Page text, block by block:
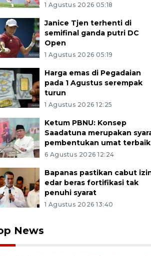
1 Agustus 2026 05:18
Janice Tjen terhenti di
semifinal ganda putri DC
Open
1 Agustus 2026 05:19
Harga emas di Pegadaian
pada 1 Agustus serempak
turun
1 Agustus 2026 12:25
Ketum PBNU: Konsep
Saadatuna merupakan
pembentukan umat terbaik
6 Agustus 2026 12:24
Bapanas pastikan cabut
edar beras fortifikasi tak
penuhi syarat
1 Agustus 2026 13:40
News